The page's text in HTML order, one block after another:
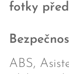
fotky
ABS,